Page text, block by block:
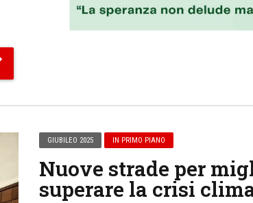
GIUBILEO 2025 IN PRIMO PIANO
Nuove strade per
superare la crisi